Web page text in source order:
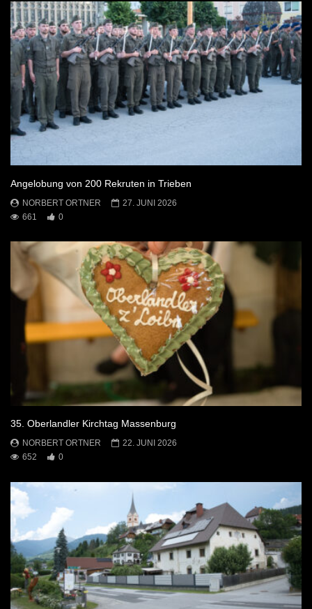
Angelobung von 200 Rekruten in Trieben
NORBERT ORTNER
27. JUNI 2026
661
0
35. Oberlandler Kirchtag Massenburg
NORBERT ORTNER
22. JUNI 2026
652
0